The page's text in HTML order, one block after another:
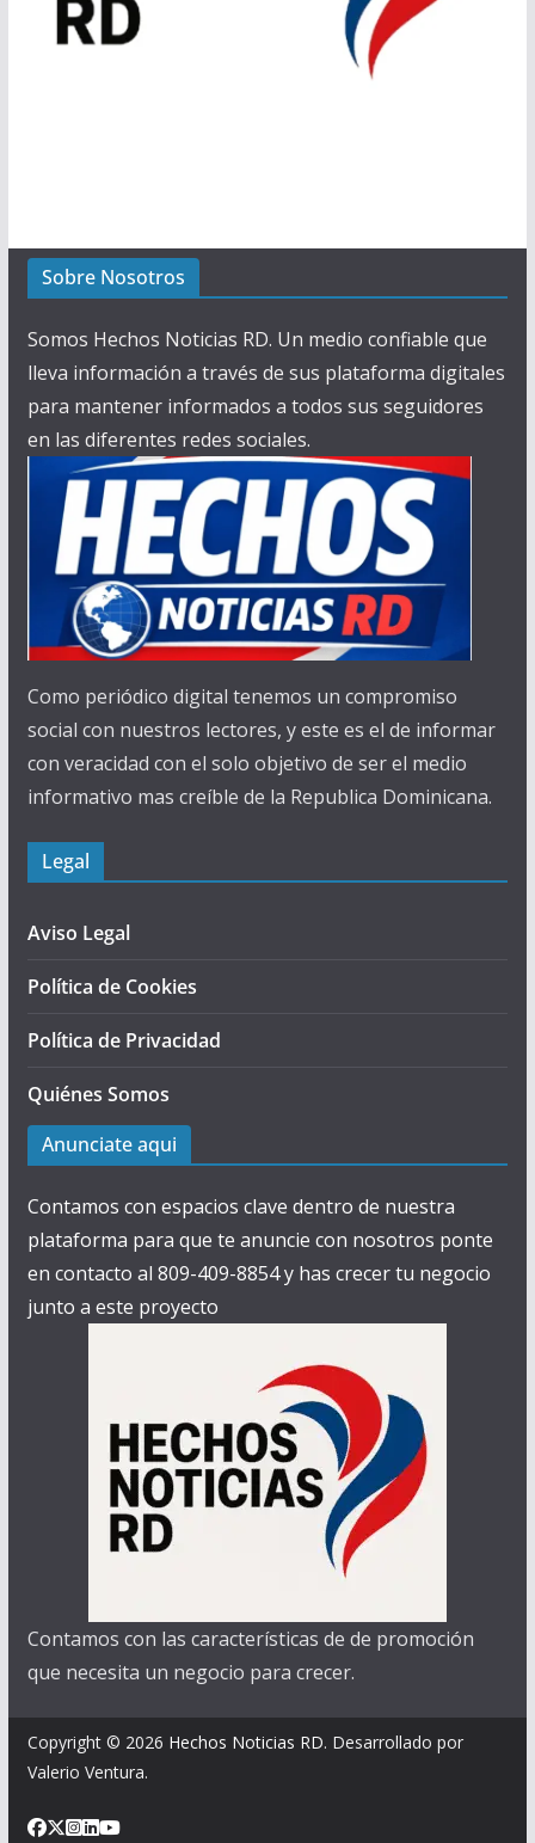
Sobre Nosotros
Somos Hechos Noticias RD. Un medio confiable que
lleva información a través de sus plataforma digitales
para mantener informados a todos sus seguidores
en las diferentes redes sociales.
Como periódico digital tenemos un compromiso
social con nuestros lectores, y este es el de informar
con veracidad con el solo objetivo de ser el medio
informativo mas creíble de la Republica Dominicana.
Legal
Aviso Legal
Política de Cookies
Política de Privacidad
Quiénes Somos
Anunciate aqui
Contamos con espacios clave dentro de nuestra
plataforma para que te anuncie con nosotros ponte
en contacto al 809-409-8854 y has crecer tu negocio
junto a este proyecto
Contamos con las características de de promoción
que necesita un negocio para crecer.
Copyright © 2026 Hechos Noticias RD. Desarrollado por
Valerio Ventura.